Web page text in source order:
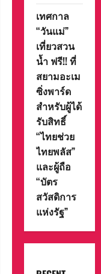
เทศกาล
“วันแม่”
เที่ยวสวน
น้ำ ฟรี!! ที่
สยามอะเม
ซิ่งพาร์ด
สำหรับผู้ได้
รับสิทธิ์
“ไทยช่วย
ไทยพลัส”
และผู้ถือ
“บัตร
สวัสดิการ
แห่งรัฐ”